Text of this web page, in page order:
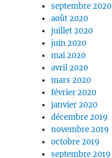
septembre 2020
août 2020
juillet 2020
juin 2020
mai 2020
avril 2020
mars 2020
février 2020
janvier 2020
décembre 2019
novembre 2019
octobre 2019
septembre 2019